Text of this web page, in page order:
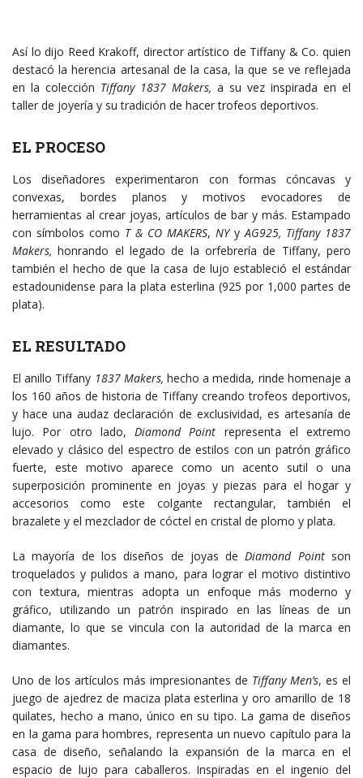
Así lo dijo Reed Krakoff, director artístico de Tiffany & Co. quien
destacó la herencia artesanal de la casa, la que se ve reflejada
en la colección Tiffany 1837 Makers, a su vez inspirada en el
taller de joyería y su tradición de hacer trofeos deportivos.
EL PROCESO
Los diseñadores experimentaron con formas cóncavas y
convexas, bordes planos y motivos evocadores de
herramientas al crear joyas, artículos de bar y más. Estampado
con símbolos como T & CO MAKERS, NYyAG925, Tiffany 1837
Makers,honrando el legado de la orfebrería de Tiffany, pero
también el hecho de que la casa de lujo estableció el estándar
estadounidense para la plata esterlina (925 por 1,000 partes de
plata).
EL RESULTADO
El anillo Tiffany 1837 Makers, hecho a medida, rinde homenaje a
los 160 años de historia de Tiffany creando trofeos deportivos,
y hace una audaz declaración de exclusividad, es artesanía de
lujo. Por otro lado, Diamond Point representa el extremo
elevado y clásico del espectro de estilos con un patrón gráfico
fuerte, este motivo aparece como un acento sutil o una
superposición prominente en joyas y piezas para el hogar y
accesorios como este colgante rectangular, también el
brazalete y el mezclador de cóctel en cristal de plomo y plata.
La mayoría de los diseños de joyas deDiamond Pointson
troquelados y pulidos a mano, para lograr el motivo distintivo
con textura, mientras adopta un enfoque más moderno y
gráfico, utilizando un patrón inspirado en las líneas de un
diamante, lo que se vincula con la autoridad de la marca en
diamantes.
Uno de los artículos más impresionantes de Tiffany Men’s, es el
juego de ajedrez de maciza plata esterlina y oro amarillo de 18
quilates, hecho a mano, único en su tipo. La gama de diseños
en la gama para hombres, representa un nuevo capítulo para la
casa de diseño, señalando la expansión de la marca en el
espacio de lujo para caballeros. Inspiradas en el ingenio del